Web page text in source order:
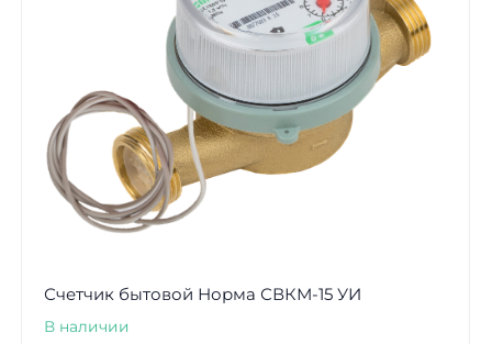
Счетчик бытовой Норма СВКМ-15 УИ
В наличии